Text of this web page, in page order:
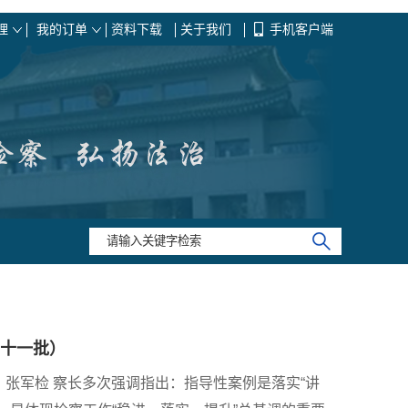
我的订单 资料下载 关于我们 手机客户端
一批）
军检 察长多次强调指出：指导性案例是落实“讲